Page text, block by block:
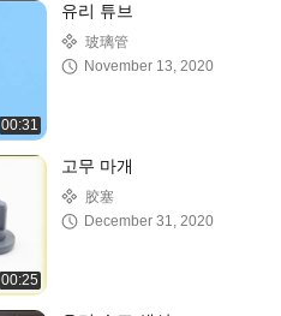
00:31
유리 튜브
玻璃管
November 13, 2020
00:25
고무 마개
胶塞
December 31, 2020